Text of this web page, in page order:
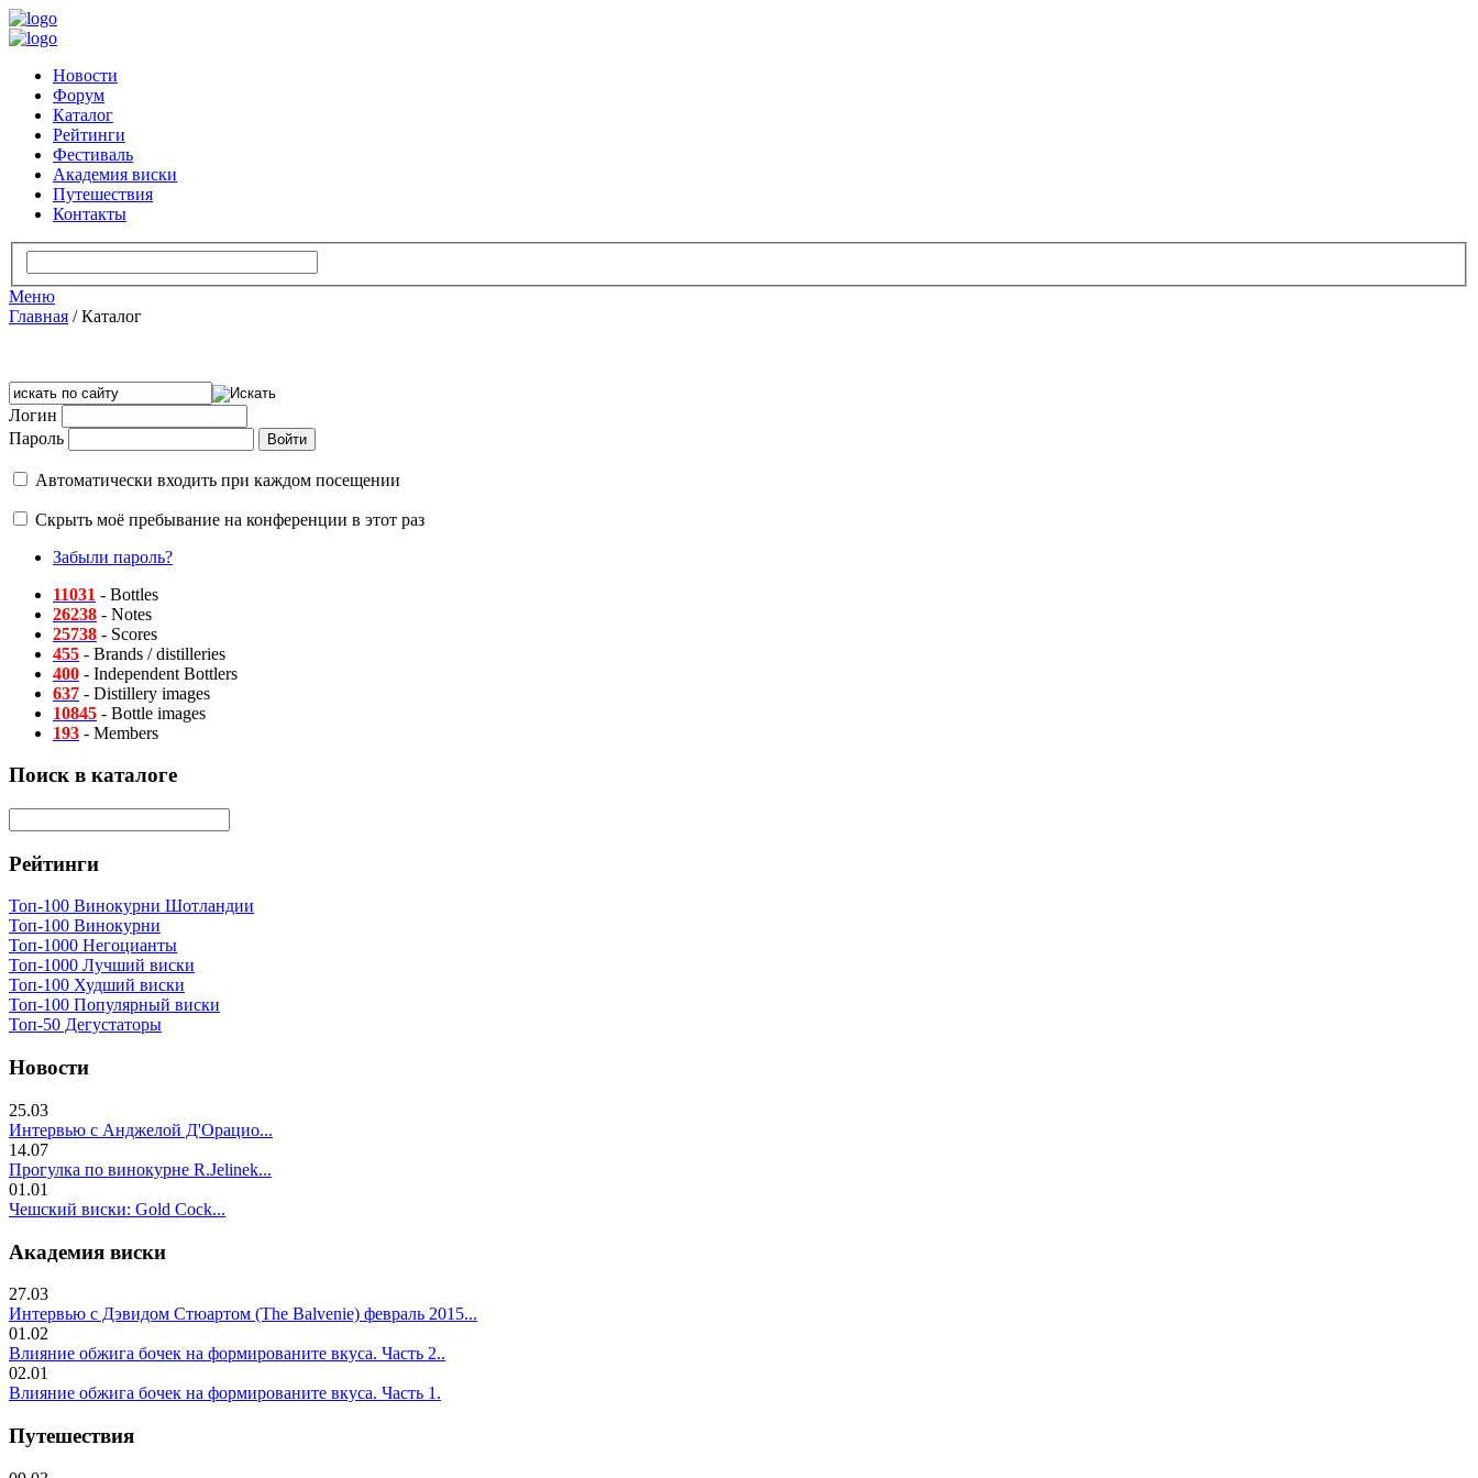
Новости
Форум
Каталог
Рейтинги
Фестиваль
Академия виски
Путешествия
Контакты
Меню
Главная /Каталог
Логин
Пароль
Автоматически входить при каждом посещении
Скрыть моё пребывание на конференции в этот раз
Забыли пароль?
11031 - Bottles
26238 - Notes
25738 - Scores
455 - Brands / distilleries
400 - Independent Bottlers
637 - Distillery images
10845 - Bottle images
193 - Members
Поиск в каталоге
Рейтинги
Топ-100 Винокурни Шотландии
Топ-100 Винокурни
Топ-1000 Негоцианты
Топ-1000 Лучший виски
Топ-100 Худший виски
Топ-100 Популярный виски
Топ-50 Дегустаторы
Новости
25.03
Интервью с Анджелой Д'Орацио...
14.07
Прогулка по винокурне R.Jelinek...
01.01
Чешский виски: Gold Cock...
Академия виски
27.03
Интервью с Дэвидом Стюартом (The Balvenie) февраль 2015...
01.02
Влияние обжига бочек на формированите вкуса. Часть 2..
02.01
Влияние обжига бочек на формированите вкуса. Часть 1.
Путешествия